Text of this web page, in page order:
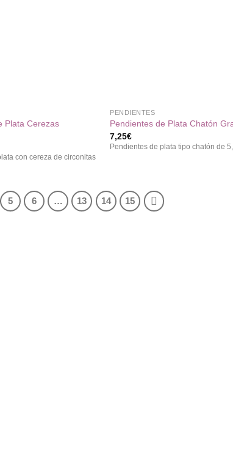
Plata Cerezas
con cereza de circonitas
PENDIENTES
Pendientes de Plata Chatón
7,25€
Pendientes de plata tipo chatón de
5 6 … 13 14 15